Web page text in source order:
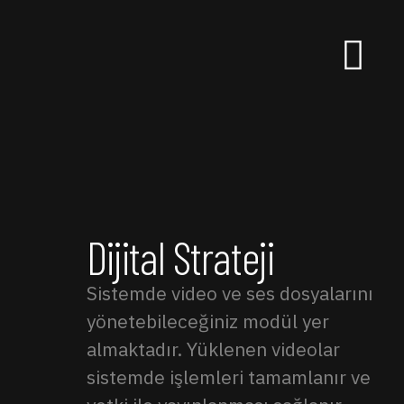
Dijital Strateji
Sistemde video ve ses dosyalarını
yönetebileceğiniz modül yer
almaktadır. Yüklenen videolar
sistemde işlemleri tamamlanır ve